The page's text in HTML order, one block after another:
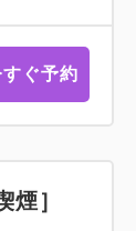
ぐ予約
煙］